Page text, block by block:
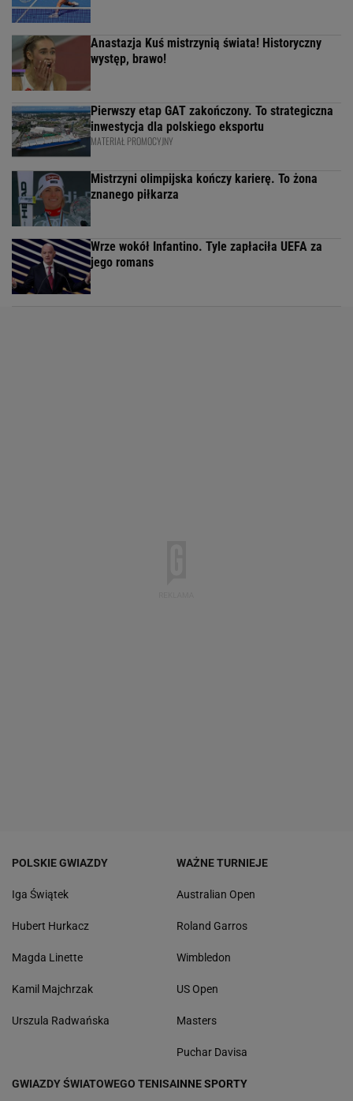
Anastazja Kuś mistrzynią świata! Historyczny
występ, brawo!
Pierwszy etap GAT zakończony. To strategiczna
inwestycja dla polskiego eksportu
MATERIAŁ PROMOCYJNY
Mistrzyni olimpijska kończy karierę. To żona
znanego piłkarza
Wrze wokół Infantino. Tyle zapłaciła UEFA za
jego romans
POLSKIE GWIAZDY
Iga Świątek
Hubert Hurkacz
Magda Linette
Kamil Majchrzak
Urszula Radwańska
WAŻNE TURNIEJE
Australian Open
Roland Garros
Wimbledon
US Open
Masters
Puchar Davisa
GWIAZDY ŚWIATOWEGO TENISAINNE SPORTY